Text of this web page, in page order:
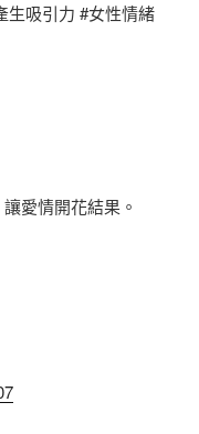
生吸引力 #女性情緒
愛情開花結果。